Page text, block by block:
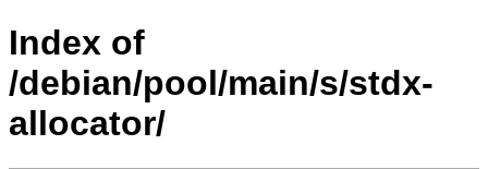
Index of
/debian/pool/main/s/stdx-
allocator/